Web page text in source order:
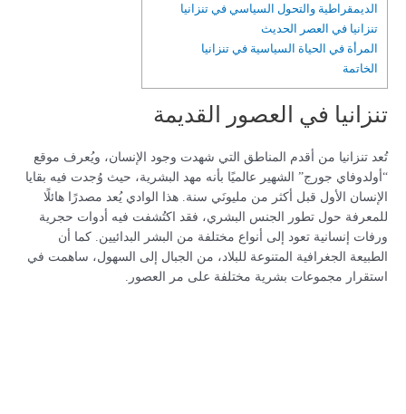
الديمقراطية والتحول السياسي في تنزانيا
تنزانيا في العصر الحديث
المرأة في الحياة السياسية في تنزانيا
الخاتمة
تنزانيا في العصور القديمة
تُعد تنزانيا من أقدم المناطق التي شهدت وجود الإنسان، ويُعرف موقع
“أولدوفاي جورج” الشهير عالميًا بأنه مهد البشرية، حيث وُجدت فيه بقايا
الإنسان الأول قبل أكثر من مليونَي سنة. هذا الوادي يُعد مصدرًا هائلًا
للمعرفة حول تطور الجنس البشري، فقد اكتُشفت فيه أدوات حجرية
ورفات إنسانية تعود إلى أنواع مختلفة من البشر البدائيين. كما أن
الطبيعة الجغرافية المتنوعة للبلاد، من الجبال إلى السهول، ساهمت في
استقرار مجموعات بشرية مختلفة على مر العصور.